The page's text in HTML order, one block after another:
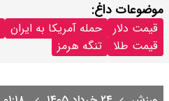
موضوعات داغ:
قیمت دلار حمله آمریکا به ایران
قیمت طلا
تنگه هرمز